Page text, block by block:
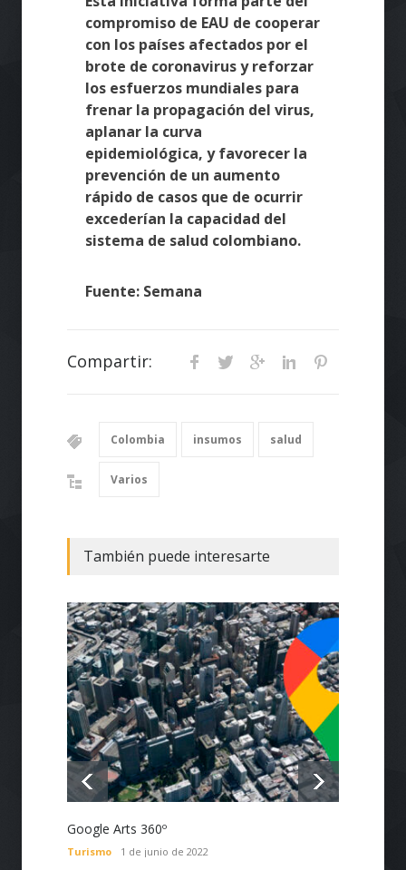
compromiso de EAU de cooperar
con los países afectados por el
brote de coronavirus y reforzar
los esfuerzos mundiales para
frenar la propagación del virus,
aplanar la curva
epidemiológica, y favorecer la
prevención de un aumento
rápido de casos que de ocurrir
excederían la capacidad del
sistema de salud colombiano.
Fuente: Semana
Compartir:
Colombia insumos salud
Varios
También puede interesarte
Google Arts 360º
Turismo 1 de junio de 2022